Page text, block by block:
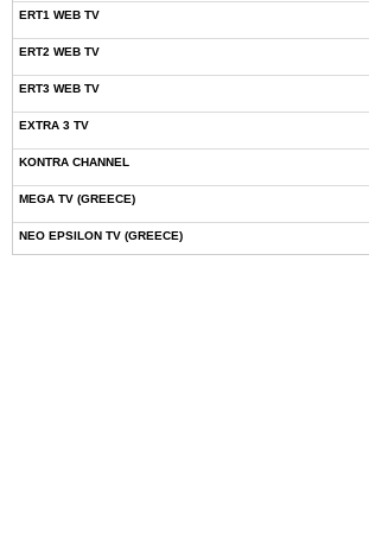
ERT1 WEB TV
ERT2 WEB TV
ERT3 WEB TV
EXTRA 3 TV
KONTRA CHANNEL
MEGA TV (GREECE)
NEO EPSILON TV (GREECE)